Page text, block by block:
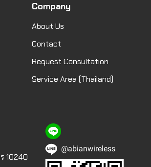
Company
About Us
Contact
Request Consultation
Service Area (Thailand)
10240
@abianwireless